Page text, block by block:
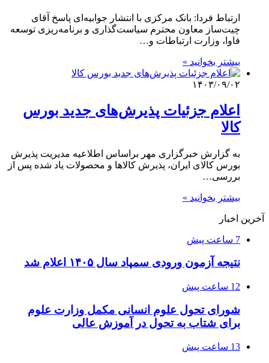
ارتباط فردا: بانک مرکزی با انتشار جوابیه‌ای پاسخ آقای
چیت‌ساز معاون محترم سیاست‌گذاری و برنامه‌ریزی توسعه
فاوا، وزارت ارتباطات و…
بیشتر بخوانید »
۱۴۰۳/۰۹/۰۲
اعلام جزئیات پذیرش‌های جدید بورس
کالا
به گزارش خبرگزاری مهر براساس اطلاعیه مدیریت پذیرش
بورس کالای ایران، پذیرش کالاها و محصولات یاد شده پس از
بررسی…
بیشتر بخوانید »
آخرین اخبار
7 ساعت پیش
نتیجه آزمون ورودی سمپاد سال ۱۴۰۵ اعلام شد
12 ساعت پیش
شورای تحول علوم انسانی مکمل وزارت علوم
برای شتاب به تحول در آموزش عالی
13 ساعت پیش